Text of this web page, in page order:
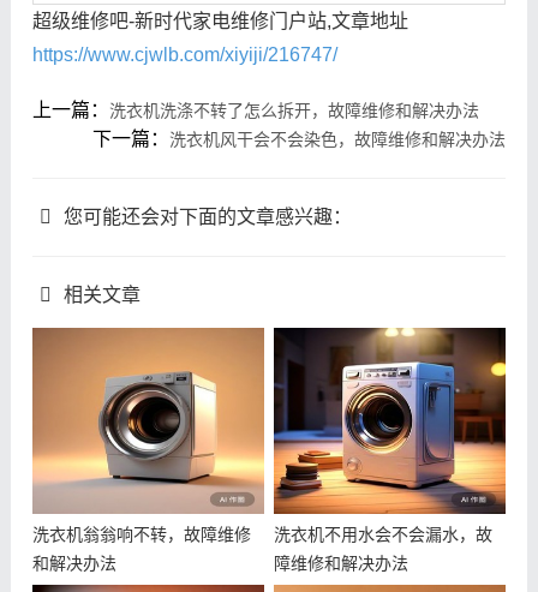
超级维修吧-新时代家电维修门户站,文章地址
https://www.cjwlb.com/xiyiji/216747/
上一篇： 洗衣机洗涤不转了怎么拆开，故障维修和解决办法
下一篇： 洗衣机风干会不会染色，故障维修和解决办法
您可能还会对下面的文章感兴趣：
相关文章
洗衣机翁翁响不转，故障维修
和解决办法
洗衣机不用水会不会漏水，故
障维修和解决办法